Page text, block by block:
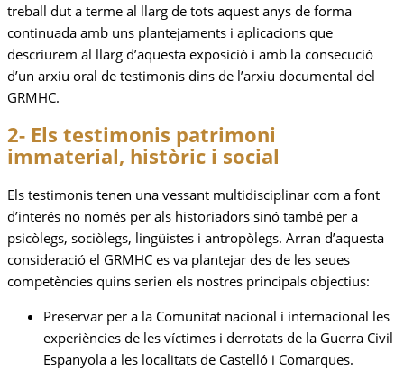
treball dut a terme al llarg de tots aquest anys de forma
continuada amb uns plantejaments i aplicacions que
descriurem al llarg d’aquesta exposició i amb la consecució
d’un arxiu oral de testimonis dins de l’arxiu documental del
GRMHC.
2- Els testimonis patrimoni
immaterial, històric i social
Els testimonis tenen una vessant multidisciplinar com a font
d’interés no només per als historiadors sinó també per a
psicòlegs, sociòlegs, lingüistes i antropòlegs. Arran d’aquesta
consideració el GRMHC es va plantejar des de les seues
competències quins serien els nostres principals objectius:
Preservar per a la Comunitat nacional i internacional les
experiències de les víctimes i derrotats de la Guerra Civil
Espanyola a les localitats de Castelló i Comarques.